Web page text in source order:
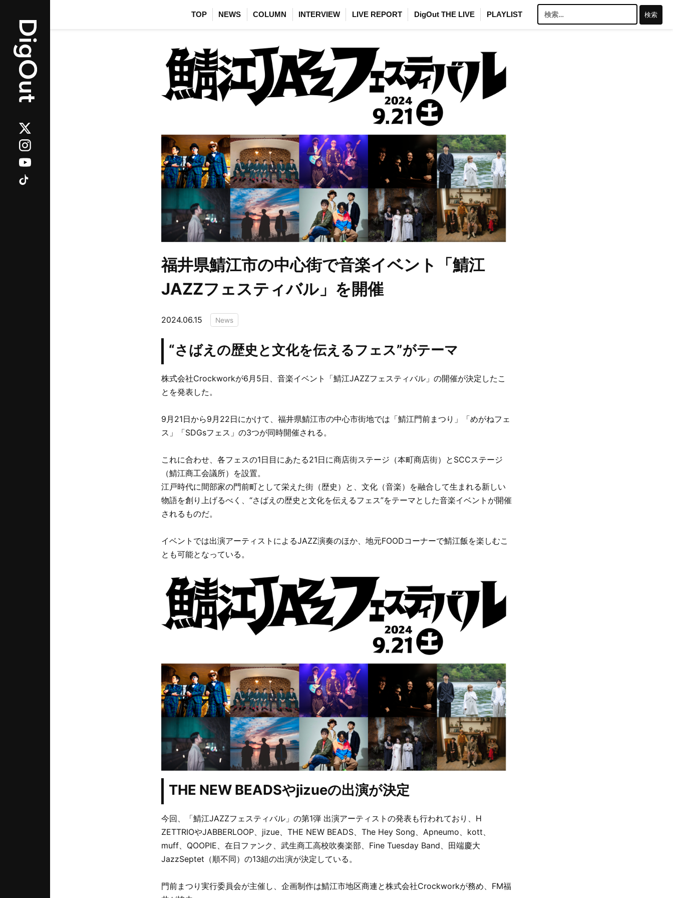
TOP NEWS COLUMN INTERVIEW LIVE REPORT DigOut THE LIVE PLAYLIST
索:
福井県鯖江市の中心街で音楽イベント「鯖江
JAZZフェスティバル」を開催
2024.06.15 News
“さばえの歴史と文化を伝えるフェス”がテーマ
株式会社Crockworkが6月5日、音楽イベント「鯖江JAZZフェスティバル」の開催が決定したこ
とを発表した。
9月21日から9月22日にかけて、福井県鯖江市の中心市街地では「鯖江門前まつり」「めがねフェ
ス」「SDGsフェス」の3つが同時開催される。
これに合わせ、各フェスの1日目にあたる21日に商店街ステージ（本町商店街）とSCCステージ
（鯖江商工会議所）を設置。
江戸時代に間部家の門前町として栄えた街（歴史）と、文化（音楽）を融合して生まれる新しい
物語を創り上げるべく、“さばえの歴史と文化を伝えるフェス”をテーマとした音楽イベントが開催
されるものだ。
イベントでは出演アーティストによるJAZZ演奏のほか、地元FOODコーナーで鯖江飯を楽しむこ
とも可能となっている。
THE NEW BEADSやjizueの出演が決定
今回、「鯖江JAZZフェスティバル」の第1弾 出演アーティストの発表も行われており、H
ZETTRIOやJABBERLOOP、jizue、THE NEW BEADS、The Hey Song、Apneumo、kott、
muff、QOOPIE、在日ファンク、武生商工高校吹奏楽部、Fine Tuesday Band、田端慶大
JazzSeptet（順不同）の13組の出演が決定している。
門前まつり実行委員会が主催し、企画制作は鯖江市地区商連と株式会社Crockworkが務め、FM福